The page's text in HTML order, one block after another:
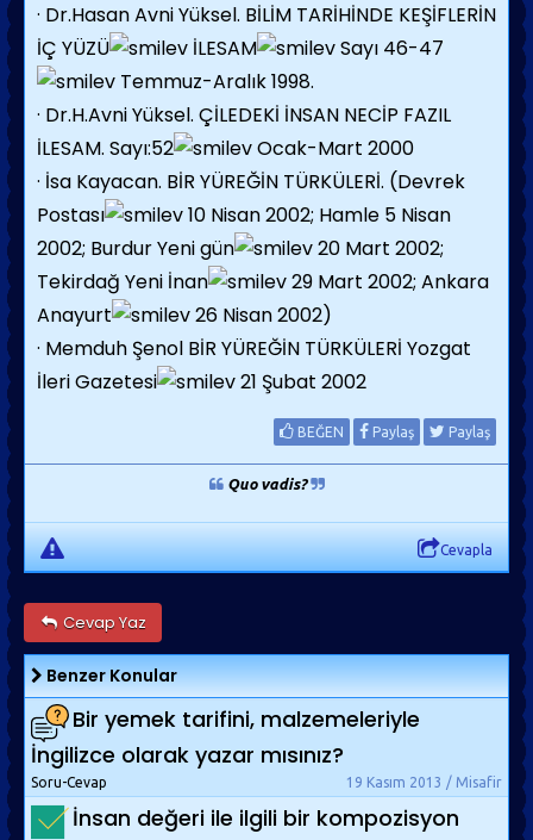
· Dr.Hasan Avni Yüksel. BİLİM TARİHİNDE KEŞİFLERİN
İÇ YÜZÜ
İLESAM
Sayı 46-47
Temmuz-Aralık 1998.
· Dr.H.Avni Yüksel. ÇİLEDEKİ İNSAN NECİP FAZIL
İLESAM. Sayı:52
Ocak-Mart 2000
· İsa Kayacan. BİR YÜREĞİN TÜRKÜLERİ. (Devrek
Postası
10 Nisan 2002; Hamle 5 Nisan
2002; Burdur Yeni gün
20 Mart 2002;
Tekirdağ Yeni İnan
29 Mart 2002; Ankara
Anayurt
26 Nisan 2002)
· Memduh Şenol BİR YÜREĞİN TÜRKÜLERİ Yozgat
İleri Gazetesi
21 Şubat 2002
BEĞEN Paylaş Paylaş
Quo vadis?
Cevapla
Cevap Yaz
Benzer Konular
Bir yemek tarifini, malzemeleriyle
İngilizce olarak yazar mısınız?
19 Kasım 2013 / Misafir
Soru-Cevap
İnsan değeri ile ilgili bir kompozisyon